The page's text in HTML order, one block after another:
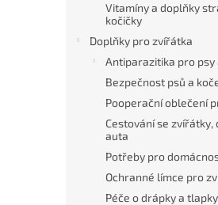
Vitamíny a doplňky
kočičky
Doplňky pro zvířátka
Antiparazitika pro psy
Bezpečnost psů a
Pooperační oblečení
Cestování se zvířátky,
auta
Potřeby pro
Ochranné límce pro
Péče o drápky a tlapky